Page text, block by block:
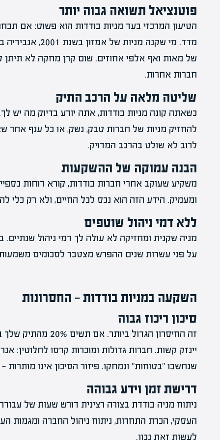
פוטנציאל תשואה גבוה יותר
הטיעון המרכזי בעד מניות בודדות הוא פשוט: אם
של מאות ואף אלפי אחוזים. שום קרן מחקה לא תיתן
חברות אחרות.
שליטה מלאה על הרכב התיק
כשאתה קונה מניות בודדות, אתה יודע בדיוק מה יש
להחזיק מניות של חברות טבק, נשק, או כל ענף אחר
לרוב לא שולט בהרכב המדויק.
הבנה עמוקה של ההשקעות
משקיע שעוקב אחרי חברות בודדות, קורא דוחות
ומעמיק. הידע הזה הוא נכס לכל החיים, ולא רק כלי
ללא דמי ניהול שוטפים
על פני עשרות שנים ההפרש מצטבר לסכומים
השקעה במניות בודדות — החסרונות
סיכון ריכוז גבוה
זה החיסרון הגדול
יינזק קשות. חברות גדולות ומוכרות קרסו לחלוטין:
שנחשבו "בטוחות" ונמחקו. פיזור הסיכון אינו מותרות
דרישת זמן וידע גבוהה
ניתוח מניה בודדת בצורה רצינית דורש שעות של
העסקי, הכרת התחרות, ניתוח ניהול החברה ומגמות
לעשות זאת נכון.